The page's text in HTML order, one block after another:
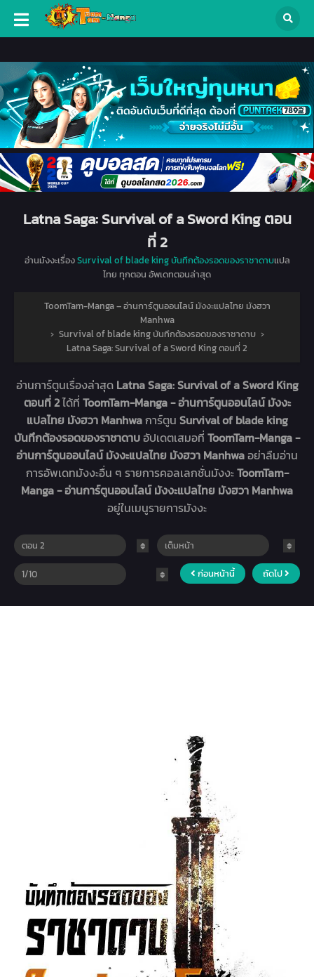
Latna Saga: Survival of a Sword King ตอน
ที่ 2
อ่านมังงะเรื่องSurvival of blade king บันทึกต้องรอดของราชาดาบแปล
ไทย ทุกตอน อัพเดทตอนล่าสุด
ToomTam-Manga – อ่านการ์ตูนออนไลน์ มังงะแปลไทย มังฮวา
Manhwa
› Survival of blade king บันทึกต้องรอดของราชาดาบ ›
Latna Saga: Survival of a Sword King ตอนที่ 2
อ่านการ์ตูนเรื่องล่าสุด Latna Saga: Survival of a Sword King
ตอนที่ 2ได้ที่ ToomTam-Manga - อ่านการ์ตูนออนไลน์ มังงะ
แปลไทย มังฮวา Manhwaการ์ตูน Survival of blade king
บันทึกต้องรอดของราชาดาบอัปเดตเสมอที่ ToomTam-Manga -
อ่านการ์ตูนออนไลน์ มังงะแปลไทย มังฮวา Manhwaอย่าลืมอ่าน
การอัพเดทมังงะอื่น ๆ รายการคอลเลกชั่นมังงะToomTam-
Manga - อ่านการ์ตูนออนไลน์ มังงะแปลไทย มังฮวา Manhwa
อยู่ในเมนูรายการมังงะ
ก่อนหน้านี้ ถัดไป